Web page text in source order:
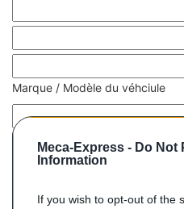
Meca-Express - Do Not
Information
If you wish to opt-out of the
Marque / Modèle du véhciule